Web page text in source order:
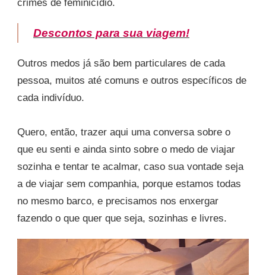
crimes de feminicídio.
Descontos para sua viagem!
Outros medos já são bem particulares de cada
pessoa, muitos até comuns e outros específicos de
cada indivíduo.
Quero, então, trazer aqui uma conversa sobre o
que eu senti e ainda sinto sobre o medo de viajar
sozinha e tentar te acalmar, caso sua vontade seja
a de viajar sem companhia, porque estamos todas
no mesmo barco, e precisamos nos enxergar
fazendo o que quer que seja, sozinhas e livres.